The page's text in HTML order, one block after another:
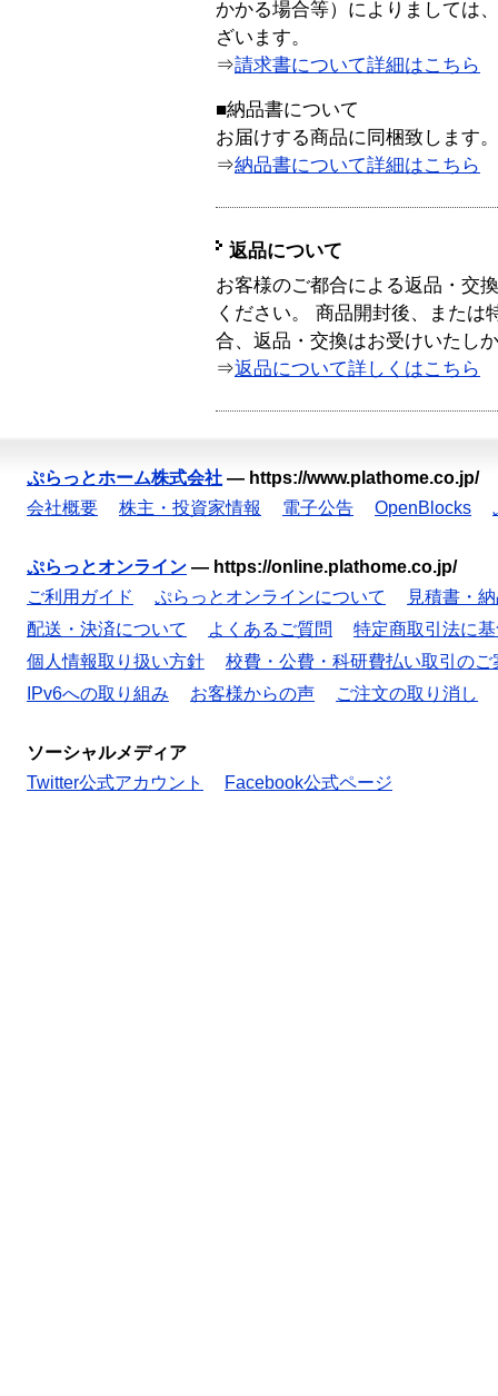
かかる場合等）によりましては
ざいます。
⇒請求書について詳細はこちら
■納品書について
お届けする商品に同梱致します。
⇒納品書について詳細はこちら
返品について
お客様のご都合による返品・交
ください。 商品開封後、または
合、返品・交換はお受けいたし
⇒返品について詳しくはこちら
ぷらっとホーム株式会社 — https://www.plathome.co.jp/
会社概要
株主・投資家情報 電子公告 OpenBlocks
ぷらっとオンライン — https://online.plathome.co.jp/
ご利用ガイド
ぷらっとオンラインについて
見積書・
配送・決済について
よくあるご質問
特定商取引法に
個人情報取り扱い方針
校費・公費・科研費払い取引のご
IPv6への取り組み
お客様からの声 ご注文の取り消し
ソーシャルメディア
Twitter公式アカウント
Facebook公式ページ